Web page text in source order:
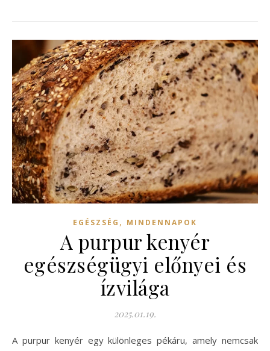
EGÉSZSÉG , MINDENNAPOK
A purpur kenyér
egészségügyi előnyei és
ízvilága
2025.01.19.
A purpur kenyér egy különleges pékáru, amely nemcsak